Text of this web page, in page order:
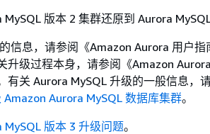
版本 2 集群还原到 Aurora MySQL
信息，请参阅《Amazon Aurora 用户指
升级过程本身，请参阅《Amazon
有关 Aurora MySQL 升级的一般信息，
Amazon Aurora MySQL 数据库集群。
MySQL 版本 3 升级问题。